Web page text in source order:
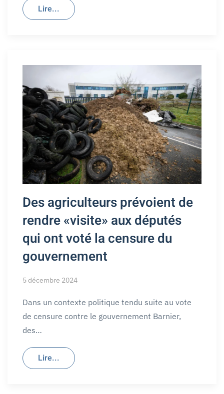
Lire...
Des agriculteurs prévoient de
rendre «visite» aux députés
qui ont voté la censure du
gouvernement
5 décembre 2024
Dans un contexte politique tendu suite au vote
de censure contre le gouvernement Barnier,
des…
Lire...